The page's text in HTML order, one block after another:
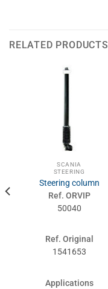
RELATED PRODUCTS
SCANIA
STEERING
Steering column
Ref. ORVIP
50040
Ref. Original
1541653
Applications